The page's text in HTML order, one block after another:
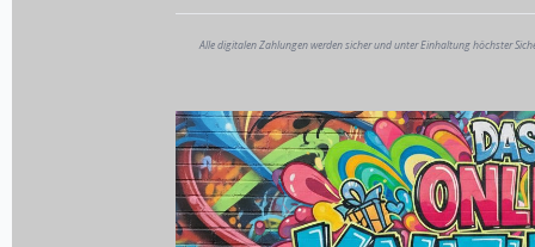
Alle digitalen Zahlungen werden sicher und unter Einhaltung höchster